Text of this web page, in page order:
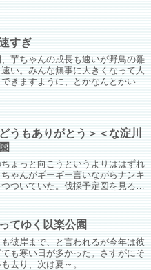
すぎ
芋ちゃんの成長も速いが野鳥の雛
い。みんな無事に大きくなって人
きますように、とかなんとかいう
うもありがとう＞＜な淀川
ょっと向こうというよりははずれ
ゃんがギーギー言いながらナンキ
つついていた。伐採予定図を見る限
合えば平日ならそれほど自転車も
隅っこで鳥見ができるかもしれな
てゆく以楽公園
彼岸まで、と言われるが今年は彼
ても寒い日が多かった。さすがにそ
去り、次は夏～。